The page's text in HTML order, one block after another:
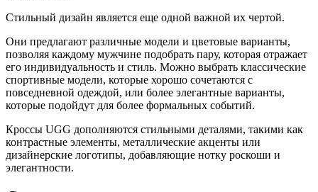
Стильный дизайн является еще одной важной их чертой.
Они предлагают различные модели и цветовые варианты,
позволяя каждому мужчине подобрать пару, которая отражает
его индивидуальность и стиль. Можно выбрать классические
спортивные модели, которые хорошо сочетаются с
повседневной одеждой, или более элегантные варианты,
которые подойдут для более формальных событий.
Кроссы UGG дополняются стильными деталями, такими как
контрастные элементы, металлические акценты или
дизайнерские логотипы, добавляющие нотку роскоши и
элегантности.